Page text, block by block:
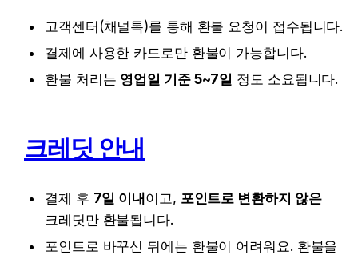
고객센터(채널톡)를 통해 환불 요청이 접수됩니다.
결제에 사용한 카드로만 환불이 가능합니다.
환불 처리는 영업일 기준 5~7일 정도 소요됩니다.
크레딧 안내
결제 후 7일 이내이고, 포인트로 변환하지 않은
크레딧만 환불됩니다.
포인트로 바꾸신 뒤에는 환불이 어려워요. 환불을